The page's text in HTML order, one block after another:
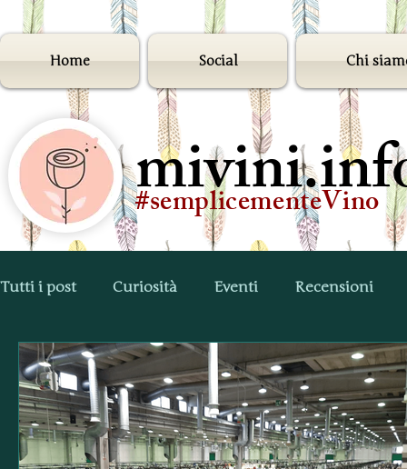
Home Social Chi
#semplicementeVino
Tutti i post Curiosità Eventi Recensioni